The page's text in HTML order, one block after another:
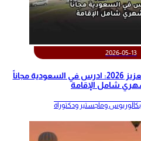
2026-05-13
منحة جامعة الملك عبد العزيز 2026: ادرس في السعودية مجاناً
شامل الإقامة
بكالوريوس وماجستير ودكتوراة